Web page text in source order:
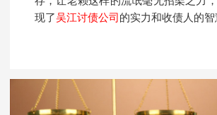
现了吴江讨债公司的实力和收债人的智